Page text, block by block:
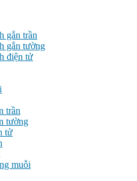
gắn trần
gắn tường
điện tử
trần
tường
tử
muỗi